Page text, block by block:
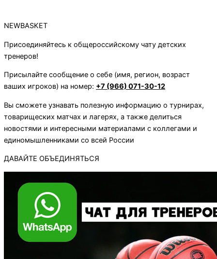
NEWBASKET
Присоединяйтесь к общероссийскому чату детских
тренеров!
Присылайте сообщение о себе (имя, регион, возраст
ваших игроков) на номер: +7 (966) 071-30-12
Вы сможете узнавать полезную информацию о турнирах,
товарищеских матчах и лагерях, а также делиться
новостями и интересными материалами с коллегами и
единомышленниками со всей России
ДАВАЙТЕ ОБЪЕДИНЯТЬСЯ